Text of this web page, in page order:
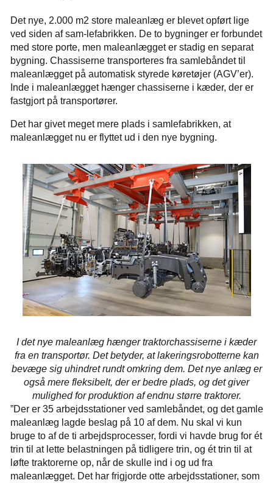
Det nye, 2.000 m2 store maleanlæg er blevet opført lige
ved siden af sam-lefabrikken. De to bygninger er forbundet
med store porte, men maleanlægget er stadig en separat
bygning. Chassiserne transporteres fra samlebåndet til
maleanlægget på automatisk styrede køretøjer (AGV’er).
Inde i maleanlægget hænger chassiserne i kæder, der er
fastgjort på transportører.
Det har givet meget mere plads i samlefabrikken, at
maleanlægget nu er flyttet ud i den nye bygning.
I det nye maleanlæg hænger traktorchassiserne i kæder
fra en transportør. Det betyder, at lakeringsrobotterne kan
bevæge sig uhindret rundt omkring dem. Det nye anlæg er
også mere fleksibelt, der er bedre plads, og det giver
mulighed for produktion af endnu større traktorer.
”Der er 35 arbejdsstationer ved samlebåndet, og det gamle
maleanlæg lagde beslag på 10 af dem. Nu skal vi kun
bruge to af de ti arbejdsprocesser, fordi vi havde brug for ét
trin til at lette belastningen på tidligere trin, og ét trin til at
løfte traktorerne op, når de skulle ind i og ud fra
maleanlægget. Det har frigjorde otte arbejdsstationer, som